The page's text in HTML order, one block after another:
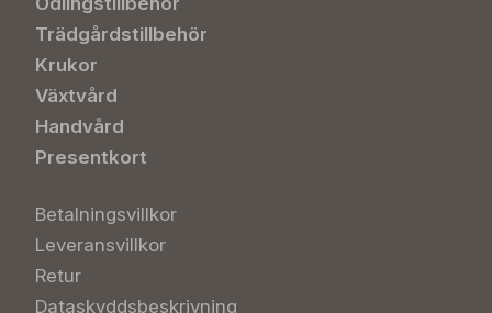
Trädgårdstillbehör
Krukor
Växtvård
Handvård
Presentkort
Betalningsvillkor
Leveransvillkor
Retur
Dataskyddsbeskrivning